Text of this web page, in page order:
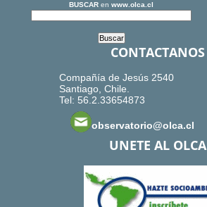
BUSCAR en www.olca.cl
CONTACTANOS
Compañía de Jesús 2540
Santiago, Chile.
Tel: 56.2.33654873
observatorio@olca.cl
UNETE AL OLCA